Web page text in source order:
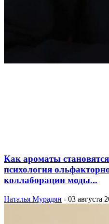
Как ароматы
психология
коллаборации моды...
Наталья Мурадян - 03 августа